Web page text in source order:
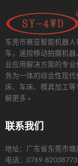
东莞市赛亚智能机器
车，遥控移动拍摄机
业应用解决方案的专
务为一体的综合性现
床、车床、模具加工等
解更多 »
联系我们
地址：广东省东莞市
电话：0769-82038773